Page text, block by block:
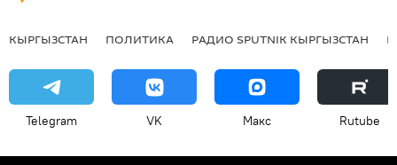
КЫРГЫЗСТАН ПОЛИТИКА РАДИО SPUTNIK КЫРГЫЗСТАН
Telegram VK Макс Rutube